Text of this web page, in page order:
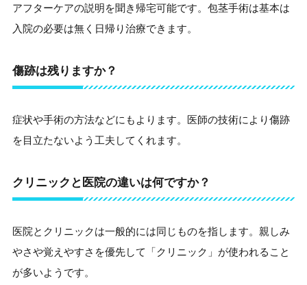
アフターケアの説明を聞き帰宅可能です。包茎手術は基本は
入院の必要は無く日帰り治療できます。
傷跡は残りますか？
症状や手術の方法などにもよります。医師の技術により傷跡
を目立たないよう工夫してくれます。
クリニックと医院の違いは何ですか？
医院とクリニックは一般的には同じものを指します。親しみ
やさや覚えやすさを優先して「クリニック」が使われること
が多いようです。